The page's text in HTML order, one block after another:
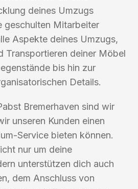
deines Umzugs
geschulten Mitarbeiter
Aspekte deines Umzugs,
Transportieren deiner Möbel
bis hin zur
Details.
Bremerhaven sind wir
unseren Kunden einen
Service bieten können.
nur um deine
unterstützen dich auch
dem Anschluss von